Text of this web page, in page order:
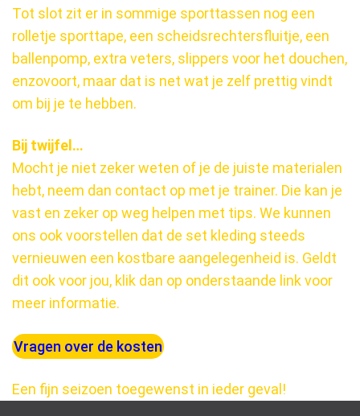
Tot slot zit er in sommige sporttassen nog een
rolletje sporttape, een scheidsrechtersfluitje, een
ballenpomp, extra veters, slippers voor het douchen,
enzovoort, maar dat is net wat je zelf prettig vindt
om bij je te hebben.
Bij twijfel…
Mocht je niet zeker weten of je de juiste materialen
hebt, neem dan contact op met je trainer. Die kan je
vast en zeker op weg helpen met tips. We kunnen
ons ook voorstellen dat de set kleding steeds
vernieuwen een kostbare aangelegenheid is. Geldt
dit ook voor jou, klik dan op onderstaande link voor
meer informatie.
Vragen over de kosten
Een fijn seizoen toegewenst in ieder geval!